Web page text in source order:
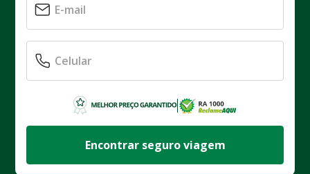
Encontrar seguro viagem